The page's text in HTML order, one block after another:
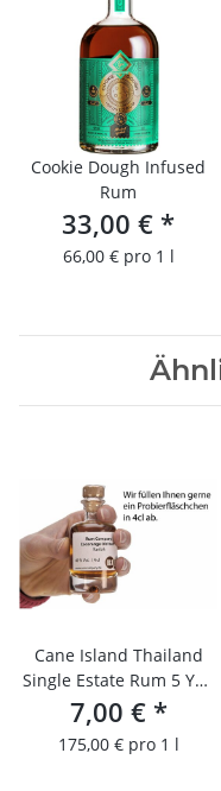
Cookie Dough Infused
Rum
33,00 € *
66,00 € pro 1 l
Cane Island Thailand
Single Estate Rum 5 YO/
4 cl Probierfläschchen
7,00 € *
175,00 € pro 1 l